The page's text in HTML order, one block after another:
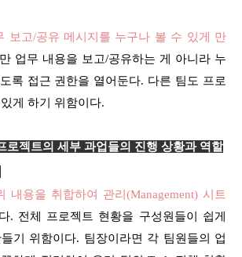
보고/공유 메시지를 누구나 볼 수 있게 만
업무 내용을 보고/공유하는 게 아니라 누
록 접근 권한을 열어둔다. 다른 팀도 프로
게 하기 위함이다.
로젝트의 세부 과업들의 진행 상황과 역할
내용을 취합하여 관리(Management) 시트
. 전체 프로젝트 현황을 구성원들이 쉽게
기 위함이다. 팀장이라면 각 팀원들의 업